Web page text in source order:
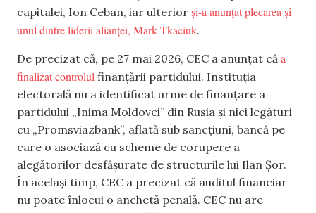
capitalei, Ion Ceban, iar ulterior și-a anunțat plecarea și
unul dintre liderii alianței, Mark Tkaciuk.
De precizat că, pe 27 mai 2026, CEC a anunțat că a
finalizat controlul finanțării partidului. Instituția
electorală nu a identificat urme de finanțare a
partidului „Inima Moldovei” din Rusia și nici legături
cu „Promsviazbank”, aflată sub sancțiuni, bancă pe
care o asociază cu scheme de corupere a
alegătorilor desfășurate de structurile lui Ilan Șor.
În același timp, CEC a precizat că auditul financiar
nu poate înlocui o anchetă penală. CEC nu are